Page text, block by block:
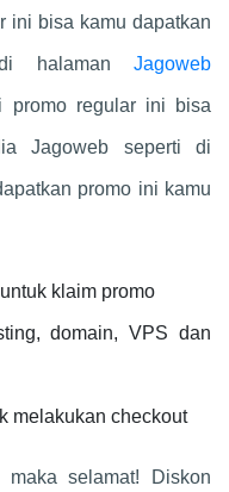
ini bisa kamu dapatkan
halaman Jagoweb
promo regular ini bisa
Jagoweb seperti di
promo ini kamu
klaim promo
domain, VPS dan
melakukan checkout
selamat! Diskon